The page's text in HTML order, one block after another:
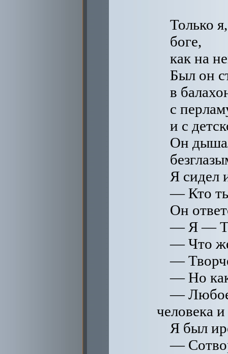
Только
боге,
как на
Был он
в
с
и с
Он
Я сидел
— Кто
Он
— Я —
— Что
—
— Но
—
человека
Я был
—